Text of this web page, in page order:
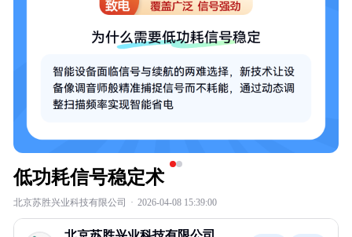
低功耗信号稳定术
北京苏胜兴业科技有限公司 · 2026-04-08 15:39:00